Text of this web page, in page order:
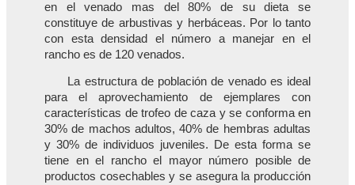
en el venado mas del 80% de su dieta se
constituye de arbustivas y herbáceas. Por lo tanto
con esta densidad el número a manejar en el
rancho es de 120 venados.
La estructura de población de venado es ideal
para el aprovechamiento de ejemplares con
características de trofeo de caza y se conforma en
30% de machos adultos, 40% de hembras adultas
y 30% de individuos juveniles. De esta forma se
tiene en el rancho el mayor número posible de
productos cosechables y se asegura la producción